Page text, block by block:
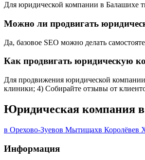
Для юридической компании в Балашихе
Можно ли продвигать
Да, базовое SEO можно делать
Как продвигать юридическую
Для продвижения юридической
клиники; 4) Собирайте отзывы от
Юридическая компания в
в Орехово-Зуевов Мытищахв Королёвев
Информация